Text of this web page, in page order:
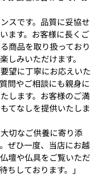
スです。品質に妥協せ
ます。お客様に長くご
商品を取り扱っており
しみいただけます。
望に丁寧にお応えいた
問やご相談にも親身に
します。お客様のご満
てなしを提供いたしま
切なご供養に寄り添
ぜひ一度、当店にお越
壇や仏具をご覧いただ
ちしております。」